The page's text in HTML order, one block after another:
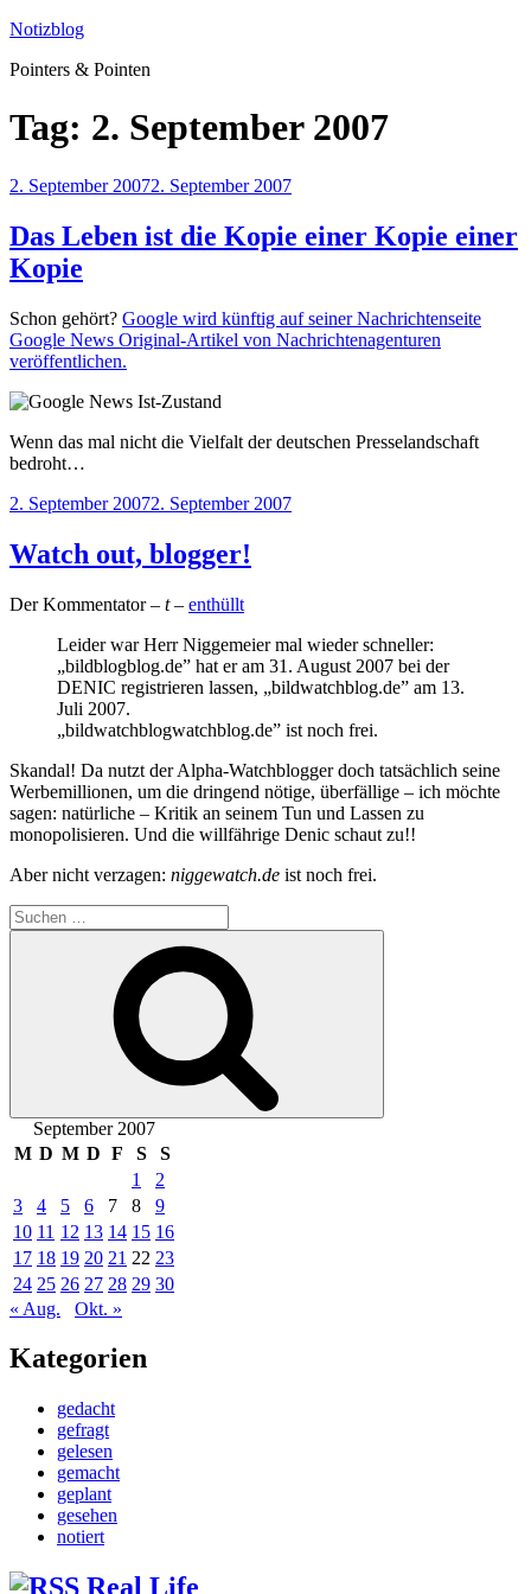
Zum
springen
Notizblog
Pointers & Pointen
Tag: 2. September 2007
Veröffentlicht
2. September 20072. September 2007
Das Leben ist die Kopie einer Kopie einer
Kopie
Schon gehört? Google wird künftig auf seiner Nachrichtenseite
Google News Original-Artikel von Nachrichtenagenturen
veröffentlichen.
Wenn das mal nicht die Vielfalt der deutschen Presselandschaft
bedroht…
Veröffentlicht
2. September 20072. September 2007
Watch out, blogger!
Der Kommentator– t – enthüllt
Leider war Herr Niggemeier mal wieder schneller:
„bildblogblog.de” hat er am 31. August 2007 bei der
DENIC registrieren lassen, „bildwatchblog.de” am 13.
Juli 2007.
„bildwatchblogwatchblog.de” ist noch frei.
Skandal! Da nutzt der Alpha-Watchblogger doch tatsächlich seine
Werbemillionen, um die dringend nötige, überfällige – ich möchte
sagen: natürliche – Kritik an seinem Tun und Lassen zu
monopolisieren. Und die willfährige Denic schaut zu!!
Aber nicht verzagen: niggewatch.de ist noch frei.
Suchen
nach:
September 2007
M D M D F S
S
1
2
3
4 5 6 7 8
9
10 11 12 13 14 15 16
17 18 19 20 21 22 23
24 25 26 27 28 29 30
« Aug.
Okt. »
Kategorien
gedacht
gefragt
gelesen
gemacht
geplant
gesehen
notiert
Real Life